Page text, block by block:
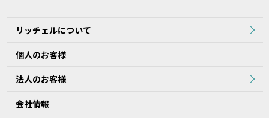
リッチェルについて
個人のお客様
法人のお客様
会社情報